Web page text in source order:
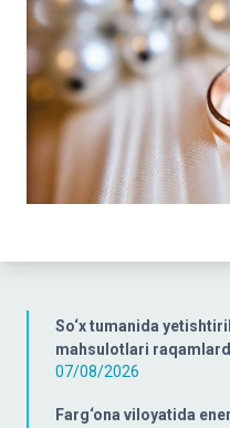
So‘x tumanida
mahsulotlari
07/08/2026
Farg‘ona viloyatida